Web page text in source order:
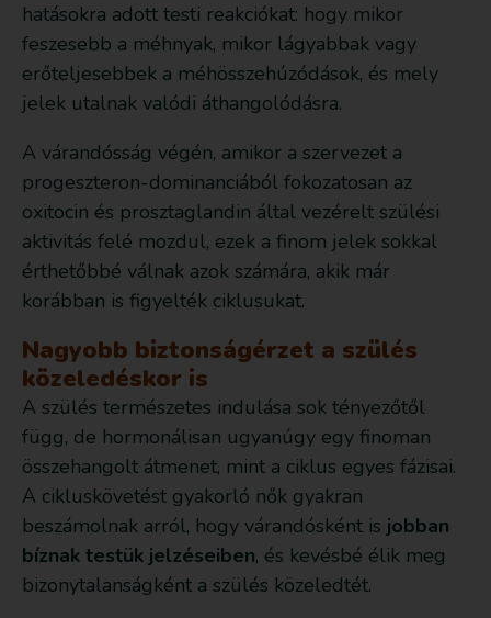
hatásokra adott testi reakciókat: hogy mikor
feszesebb a méhnyak, mikor lágyabbak vagy
erőteljesebbek a méhösszehúzódások, és mely
jelek utalnak valódi áthangolódásra.
A várandósság végén, amikor a szervezet a
progeszteron-dominanciából fokozatosan az
oxitocin és prosztaglandin által vezérelt szülési
aktivitás felé mozdul, ezek a finom jelek sokkal
érthetőbbé válnak azok számára, akik már
korábban is figyelték ciklusukat.
Nagyobb biztonságérzet a szülés
közeledéskor is
A szülés természetes indulása sok tényezőtől
függ, de hormonálisan ugyanúgy egy finoman
összehangolt átmenet, mint a ciklus egyes fázisai.
A cikluskövetést gyakorló nők gyakran
beszámolnak arról, hogy várandósként is jobban
bíznak testük jelzéseiben, és kevésbé élik meg
bizonytalanságként a szülés közeledtét.